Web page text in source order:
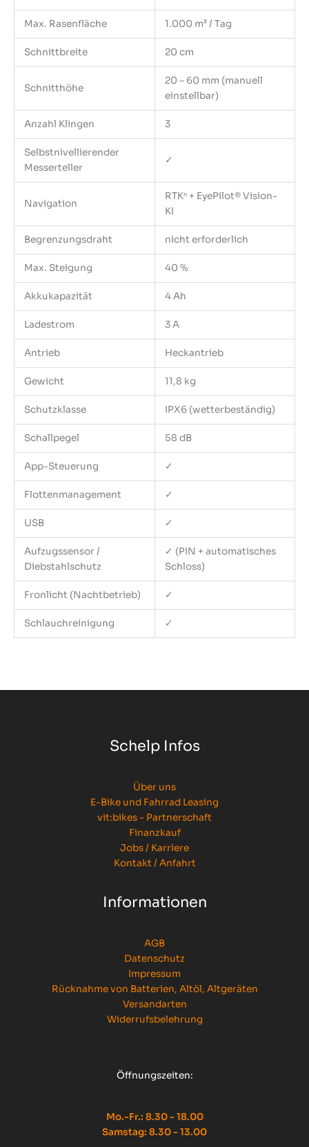
Max. Rasenfläche 1.000 m² / Tag
Schnittbreite 20 cm
Schnitthöhe
20 – 60 mm (manuell
einstellbar)
Anzahl Klingen 3
Selbstnivellierender
Messerteller
✓
Navigation
RTKⁿ + EyePilot® Vision-
KI
Begrenzungsdraht nicht erforderlich
Max. Steigung 40 %
Akkukapazität 4 Ah
Ladestrom 3 A
Antrieb Heckantrieb
Gewicht 11,8 kg
Schutzklasse IPX6 (wetterbeständig)
Schallpegel 58 dB
App-Steuerung ✓
Flottenmanagement ✓
USB ✓
Aufzugssensor /
Diebstahlschutz
✓ (PIN + automatisches
Schloss)
Fronlicht (Nachtbetrieb) ✓
Schlauchreinigung ✓
Schelp Infos
Über uns
E-Bike und Fahrrad Leasing
vit:bikes - Partnerschaft
Finanzkauf
Jobs / Karriere
Kontakt / Anfahrt
Informationen
AGB
Datenschutz
Impressum
Rücknahme von Batterien, Altöl, Altgeräten
Versandarten
Widerrufsbelehrung
Öffnungszeiten:
Mo.-Fr.: 8.30 - 18.00
Samstag: 8.30 - 13.00